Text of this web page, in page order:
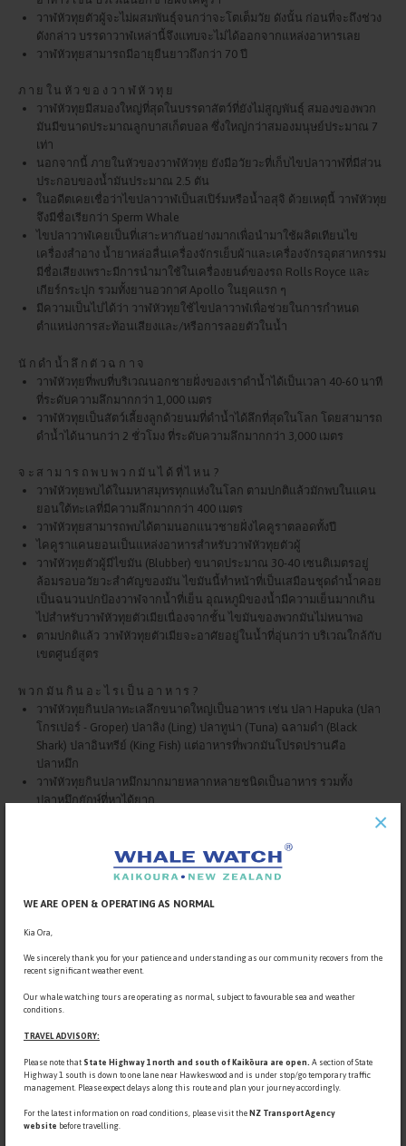
WE ARE OPEN & OPERATING AS NORMAL
Kia Ora,
We sincerely thank you for your patience and understanding as our community recovers from the
recent significant weather event.
Our whale watching tours are operating as normal, subject to favourable sea and weather
conditions.
TRAVEL ADVISORY:
Please note that State Highway 1 north and south of Kaikōura are open. A section of State
Highway 1 south is down toone lane near Hawkeswood and is under stop/go temporary traffic
management. Please expect delays along this route and plan your journey accordingly.
For the latest information on road conditions, please visit theNZ Transport Agency
website before travelling.
×
วาฬหัวทุยตัวผู้จะไม่ผสมพันธุ์จนกว่าจะโตเต็มวัย ดังนั้น ก่อนที่จะถึงช่วง
ดังกล่าว บรรดาวาฬเหล่านี้จึงแทบจะไม่ได้ออกจากแหล่งอาหารเลย
วาฬหัวทุยสามารถมีอายุยืนยาวถึงกว่า 70 ปี
ภายในหัวของวาฬหัวทุย
วาฬหัวทุยมีสมองใหญ่ที่สุดในบรรดาสัตว์ที่ยังไม่สูญพันธุ์ สมองของพวก
มันมีขนาดประมาณลูกบาสเก็ตบอล ซึ่งใหญ่กว่าสมองมนุษย์ประมาณ 7
เท่า
นอกจากนี้ ภายในหัวของวาฬหัวทุย ยังมีอวัยวะที่เก็บไขปลาวาฬที่มีส่วน
ประกอบของน้ำมันประมาณ 2.5 ตัน
ในอดีตเคยเชื่อว่าไขปลาวาฬเป็นสเปิร์มหรือน้ำอสุจิ ด้วยเหตุนี้ วาฬหัวทุย
จึงมีชื่อเรียกว่า Sperm Whale
ไขปลาวาฬเคยเป็นที่เสาะหากันอย่างมากเพื่อนำมาใช้ผลิตเทียนไข
เครื่องสำอาง น้ำยาหล่อลื่นเครื่องจักรเย็บผ้าและเครื่องจักรอุตสาหกรรม
มีชื่อเสียงเพราะมีการนำมาใช้ในเครื่องยนต์ของรถ Rolls Royce และ
เกียร์กระปุก รวมทั้งยานอวกาศ Apollo ในยุคแรก ๆ
มีความเป็นไปได้ว่า วาฬหัวทุยใช้ไขปลาวาฬเพื่อช่วยในการกำหนด
ตำแหน่งการสะท้อนเสียงและ/หรือการลอยตัวในน้ำ
นักดำน้ำลึกตัวฉกาจ
วาฬหัวทุยที่พบที่บริเวณนอกชายฝั่งของเราดำน้ำได้เป็นเวลา 40-60 นาที
ที่ระดับความลึกมากกว่า 1,000 เมตร
วาฬหัวทุยเป็นสัตว์เลี้ยงลูกด้วยนมที่ดำน้ำได้ลึกที่สุดในโลก โดยสามารถ
ดำน้ำได้นานกว่า 2 ชั่วโมง ที่ระดับความลึกมากกว่า 3,000 เมตร
จะสามารถพบพวกมันได้ที่ไหน?
วาฬหัวทุยพบได้ในมหาสมุทรทุกแห่งในโลก ตามปกติแล้วมักพบในแคน
ยอนใต้ทะเลที่มีความลึกมากกว่า 400 เมตร
วาฬหัวทุยสามารถพบได้ตามนอกแนวชายฝั่งไคคูราตลอดทั้งปี
ไคคูราแคนยอนเป็นแหล่งอาหารสำหรับวาฬหัวทุยตัวผู้
วาฬหัวทุยตัวผู้มีไขมัน (Blubber) ขนาดประมาณ 30-40 เซนติเมตรอยู่
ล้อมรอบอวัยวะสำคัญของมัน ไขมันนี้ทำหน้าที่เป็นเสมือนชุดดำน้ำคอย
เป็นฉนวนปกป้องวาฬจากน้ำที่เย็น อุณหภูมิของน้ำมีความเย็นมากเกิน
ไปสำหรับวาฬหัวทุยตัวเมียเนื่องจากชั้น ไขมันของพวกมันไม่หนาพอ
ตามปกติแล้ว วาฬหัวทุยตัวเมียจะอาศัยอยู่ในน้ำที่อุ่นกว่า บริเวณใกล้กับ
เขตศูนย์สูตร
พวกมันกินอะไรเป็นอาหาร?
วาฬหัวทุยกินปลาทะเลลึกขนาดใหญ่เป็นอาหาร เช่น ปลา Hapuka (ปลา
โกรเปอร์ - Groper) ปลาลิง (Ling) ปลาทูน่า (Tuna) ฉลามดำ (Black
Shark) ปลาอินทรีย์ (King Fish) แต่อาหารที่พวกมันโปรดปรานคือ
ปลาหมึก
วาฬหัวทุยกินปลาหมึกมากมายหลากหลายชนิดเป็นอาหาร รวมทั้ง
ปลาหมึกยักษ์ที่หาได้ยาก
ถึงแม้ว่านักวิทยาศาสตร์เป็นจำนวนมากจะพยายามเสาะหาปลาหมึกยักษ์
อยู่ได้เฉพาะในที่อยู่ตาม ธรรมชาตินอกชายฝั่งญี่ปุ่นเท่านั้น
ปลาหมึกยักษ์เมื่อโตขึ้นจะมีความยาวโดยเฉลี่ยเท่ากับ 12 เมตร แต่เคย